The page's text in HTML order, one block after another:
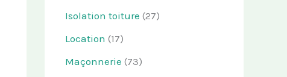
Isolation toiture (27)
Location (17)
Maçonnerie (73)